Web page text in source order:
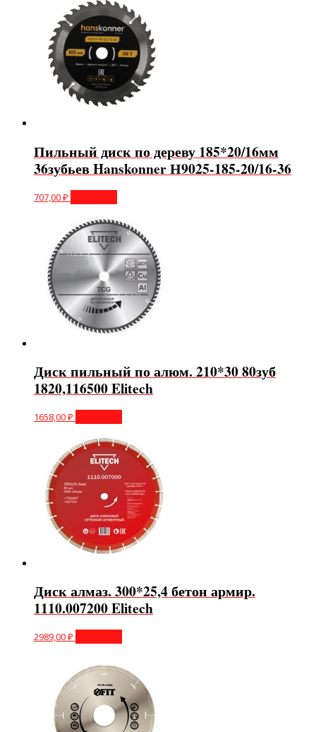
Пильный диск по дереву 185*20/16мм
36зубьев Hanskonner Н9025-185-20/16-36
707,00₽
Диск пильный по алюм. 210*30 80зуб
1820,116500 Elitech
1658,00₽
Диск алмаз. 300*25,4 бетон армир.
1110.007200 Elitech
2989,00₽